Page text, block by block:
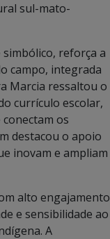
sul-mato-
reforça a
campo, integrada
Marcia ressaltou o
currículo escolar,
os
destacou o apoio
inovam e ampliam
alto engajamento
e sensibilidade ao
A